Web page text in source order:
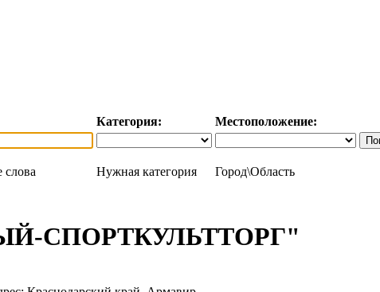
Категория: Местоположение:
Нужная категория Город\Область
СПОРТКУЛЬТТОРГ"